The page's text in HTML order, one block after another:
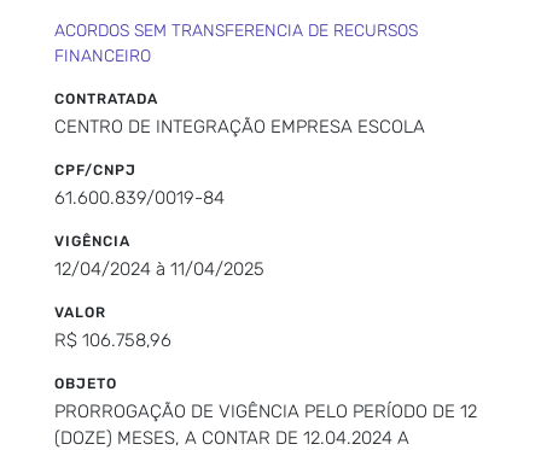
ACORDOS SEM TRANSFERENCIA DE RECURSOS
FINANCEIRO
CONTRATADA
CENTRO DE INTEGRAÇÃO EMPRESA ESCOLA
CPF/CNPJ
61.600.839/0019-84
VIGÊNCIA
12/04/2024 à 11/04/2025
VALOR
R$ 106.758,96
OBJETO
PRORROGAÇÃO DE VIGÊNCIA PELO PERÍODO DE 12
(DOZE) MESES, A CONTAR DE 12.04.2024 A